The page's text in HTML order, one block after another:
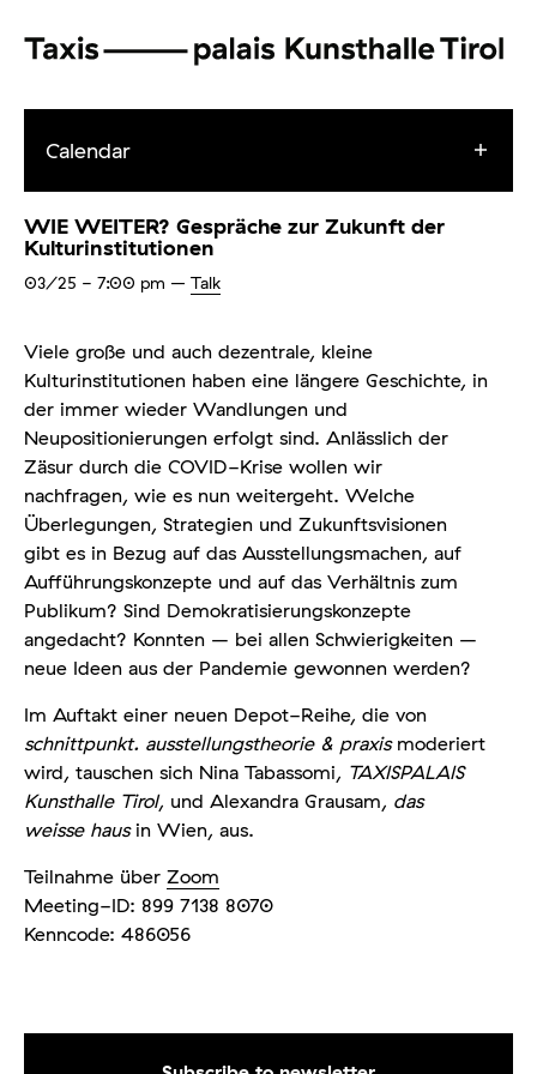
Calendar
WIE WEITER? Gespräche zur Zukunft der
Kulturinstitutionen
03/25 - 7:00 pm – Talk
Viele große und auch dezentrale, kleine
Kulturinstitutionen haben eine längere Geschichte, in
der immer wieder Wandlungen und
Neupositionierungen erfolgt sind. Anlässlich der
Zäsur durch die COVID-Krise wollen wir
nachfragen, wie es nun weitergeht. Welche
Überlegungen, Strategien und Zukunftsvisionen
gibt es in Bezug auf das Ausstellungsmachen, auf
Aufführungskonzepte und auf das Verhältnis zum
Publikum? Sind Demokratisierungskonzepte
angedacht? Konnten – bei allen Schwierigkeiten –
neue Ideen aus der Pandemie gewonnen werden?
Im Auftakt einer neuen Depot-Reihe, die von
schnittpunkt. ausstellungstheorie & praxismoderiert
wird, tauschen sich Nina Tabassomi, TAXISPALAIS
Kunsthalle Tirol, und Alexandra Grausam, das
weisse hausin Wien, aus.
Teilnahme über Zoom
Meeting-ID: 899 7138 8070
Kenncode: 486056